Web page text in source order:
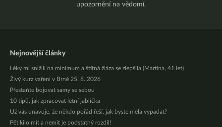
upozornění na vědomí.
Nejnovější články
Léky mi snížili na minimum a štítná žláza se zlepšila (Martina, 41 let)
Živý kurz vaření v Brně 25. 8. 2026
Přestaňte bojovat samy se sebou
10 tipů, jak zpracovat letní jablíčka
Už vás unavuje, že někdo pořád řeší, jak byste měla vypadat?
Pět kilo mít a nemít je podstatný rozdíl!